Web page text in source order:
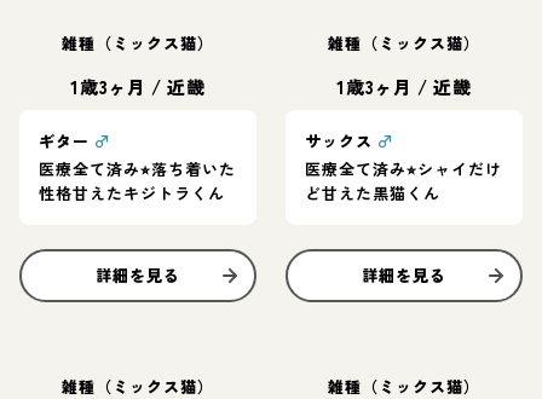
雑種（ミックス猫）
1歳3ヶ月 /近畿
ギター ♂
医療全て済み⭐︎落ち着いた
性格甘えたキジトラくん
詳細を見る
雑種（ミックス猫）
1歳3ヶ月 /近畿
サックス ♂
医療全て済み⭐︎シャイだけ
ど甘えた黒猫くん
詳細を見る
雑種（ミックス猫） 雑種（ミックス猫）